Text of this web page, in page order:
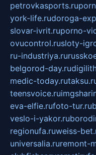
petrovkasports.ru
york-life.rudoroga-
slovar-ivrit.ruporno-
ovucontrol.rusloty-
ru-industriya.ru
belgorod-day.ru
medic-today.ru
teensvoice.ru
eva-elfie.rufoto-tur.ru
veslo-i-yakor.ru
regionufa.ruweiss-
universalia.ruremont-